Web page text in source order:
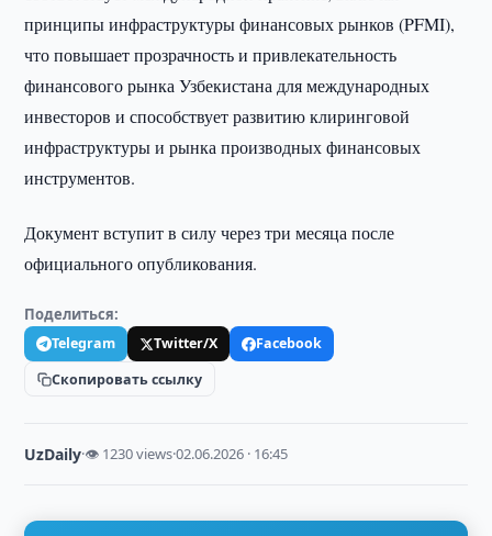
принципы инфраструктуры финансовых рынков (PFMI),
что повышает прозрачность и привлекательность
финансового рынка Узбекистана для международных
инвесторов и способствует развитию клиринговой
инфраструктуры и рынка производных финансовых
инструментов.
Документ вступит в силу через три месяца после
официального опубликования.
Поделиться:
Telegram Twitter/X
Facebook
Скопировать ссылку
UzDaily·👁 1230 views·02.06.2026 · 16:45